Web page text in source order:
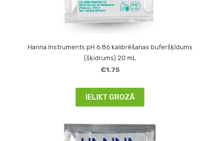
Hanna Instruments pH 6.86 kalibrēšanas buferšķīdums
(šķidrums) 20 mL
€1.75
IELIKT GROZĀ